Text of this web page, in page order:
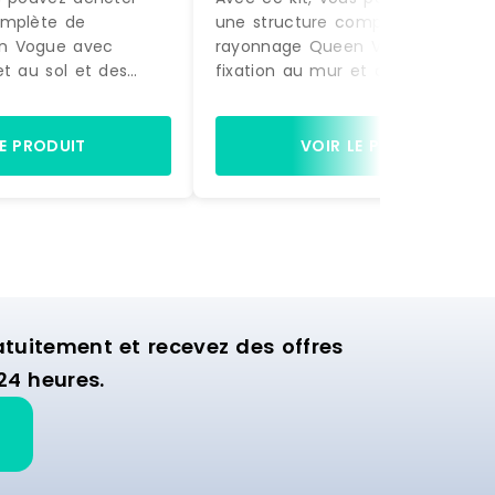
de
Vogue avec
au sol et des
être montée.
et de 2 bras
structure est
PRODUIT
une structure complète de
rayonnage Queen Vogue avec
fixation au mur et au sol et des
la photo, prête à être montée.
Equipée de 4 étagères et de 2
de suspension, cette structure
VOIR LE PRODUIT
et recevez des offres
heures.